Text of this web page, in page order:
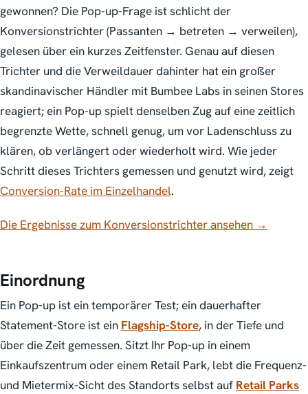
gewonnen? Die Pop-up-Frage ist schlicht der
Konversionstrichter (Passanten → betreten → verweilen),
gelesen über ein kurzes Zeitfenster. Genau auf diesen
Trichter und die Verweildauer dahinter hat ein großer
skandinavischer Händler mit Bumbee Labs in seinen Stores
reagiert; ein Pop-up spielt denselben Zug auf eine zeitlich
begrenzte Wette, schnell genug, um vor Ladenschluss zu
klären, ob verlängert oder wiederholt wird. Wie jeder
Schritt dieses Trichters gemessen und genutzt wird, zeigt
Conversion-Rate im Einzelhandel.
Die Ergebnisse zum Konversionstrichter ansehen →
Einordnung
Ein Pop-up ist eintemporärerTest; ein dauerhafter
Statement-Store ist ein Flagship-Store, in der Tiefe und
über die Zeit gemessen. Sitzt Ihr Pop-up in einem
Einkaufszentrum oder einem Retail Park, lebt die Frequenz-
und Mietermix-Sicht des Standorts selbst auf Retail Parks